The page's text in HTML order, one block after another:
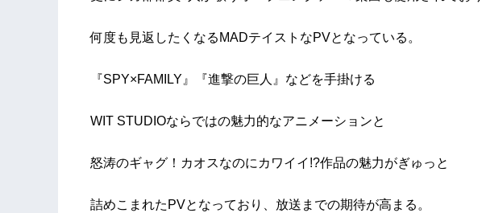
何度も見返したくなるMADテイストなPVとなっている。
『SPY×FAMILY』『進撃の巨人』などを手掛ける
WIT STUDIOならではの魅力的なアニメーションと
怒涛のギャグ！カオスなのにカワイイ!?作品の魅力がぎゅっと
詰めこまれたPVとなっており、放送までの期待が高まる。